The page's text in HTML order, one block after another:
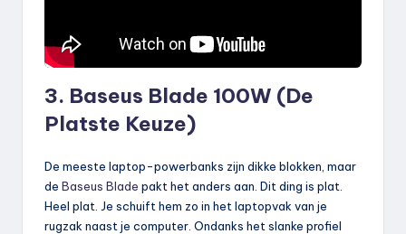
3. Baseus Blade 100W (De
Platste Keuze)
De meeste laptop-powerbanks zijn dikke blokken, maar
de Baseus Blade pakt het anders aan. Dit ding is plat.
Heel plat. Je schuift hem zo in het laptopvak van je
rugzak naast je computer. Ondanks het slanke profiel